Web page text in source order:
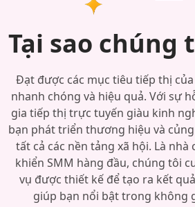
Tại sao chúng
Đạt được các mục tiêu tiếp thị
nhanh chóng và hiệu quả. Với sự
gia tiếp thị trực tuyến giàu kinh
bạn phát triển thương hiệu và
tất cả các nền tảng xã hội. Là nhà
khiển SMM hàng đầu, chúng tôi
vụ được thiết kế để tạo ra kết
giúp bạn nổi bật trong không